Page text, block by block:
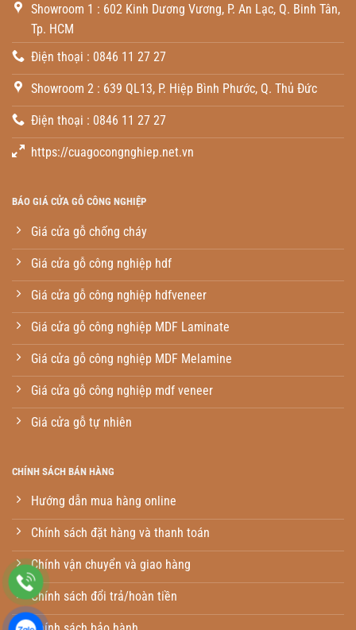
Showroom 1 : 602 Kinh Dương Vương, P. An Lạc, Q. Binh Tân,
Tp. HCM
Điện thoại : 0846 11 27 27
Showroom 2 : 639 QL13, P. Hiệp Bình Phước, Q. Thủ Đức
Điện thoại : 0846 11 27 27
https://cuagocongnghiep.net.vn
BÁO GIÁ CỬA GỖ CÔNG NGHIỆP
Giá cửa gỗ chống cháy
Giá cửa gỗ công nghiệp hdf
Giá cửa gỗ công nghiệp hdfveneer
Giá cửa gỗ công nghiệp MDF Laminate
Giá cửa gỗ công nghiệp MDF Melamine
Giá cửa gỗ công nghiệp mdf veneer
Giá cửa gỗ tự nhiên
CHÍNH SÁCH BÁN HÀNG
Hướng dẫn mua hàng online
Chính sách đặt hàng và thanh toán
Chính vận chuyển và giao hàng
Chính sách đổi trả/hoàn tiền